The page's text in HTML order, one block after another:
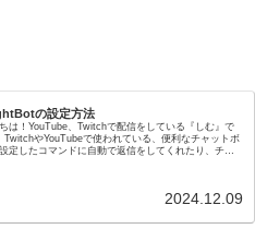
の設定方法
は！YouTube、Twitchで配信をしている『しむ』で
TwitchやYouTubeで使われている、便利なチャットボ
定したコマンドに自動で返信をしてくれたり、チャ
2024.12.09